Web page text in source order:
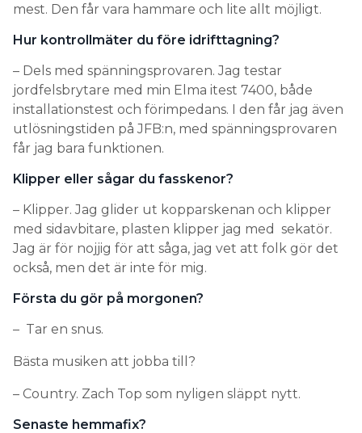
mest. Den får vara hammare och lite allt möjligt.
Hur kontrollmäter du före idrifttagning?
– Dels med spänningsprovaren. Jag testar
jordfelsbrytare med min Elma itest 7400, både
installationstest och förimpedans. I den får jag även
utlösningstiden på JFB:n, med spänningsprovaren
får jag bara funktionen.
Klipper eller sågar du fasskenor?
– Klipper. Jag glider ut kopparskenan och klipper
med sidavbitare, plasten klipper jag med sekatör.
Jag är för nojjig för att såga, jag vet att folk gör det
också, men det är inte för mig.
Första du gör på morgonen?
– Tar en snus.
Bästa musiken att jobba till?
– Country. Zach Top som nyligen släppt nytt.
Senaste hemmafix?